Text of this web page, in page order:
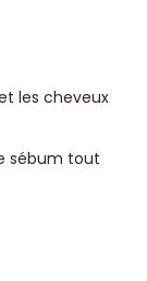
les cheveux
sébum tout